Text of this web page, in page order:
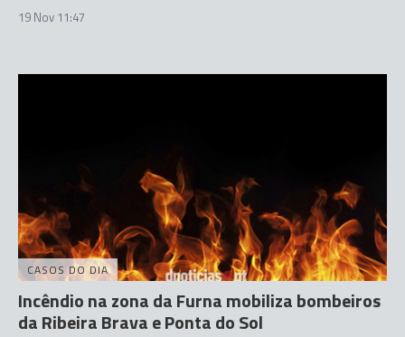
19 Nov 11:47
CASOS DO DIA
Incêndio na zona da Furna mobiliza bombeiros
da Ribeira Brava e Ponta do Sol